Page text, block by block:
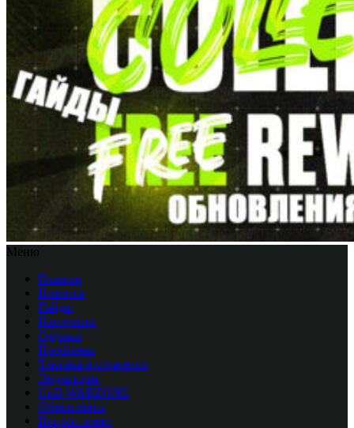
Меню
Главная
Новости
Гайды
Настройка
Оружие
Проблемы
Тактика и стратегия
Эмуляторы
CоD WARZONE
Обновления
Вопрос-ответ